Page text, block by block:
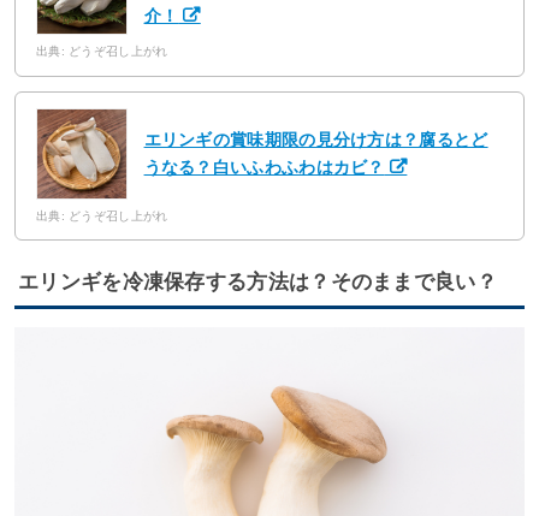
介！
出典: どうぞ召し上がれ
エリンギの賞味期限の見分け方は？腐るとど
うなる？白いふわふわはカビ？
出典: どうぞ召し上がれ
エリンギを冷凍保存する方法は？そのままで良い？